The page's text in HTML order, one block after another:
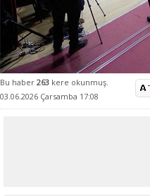
Bu haber 263 kere okunmuş.
03.06.2026 Çarsamba 17:08